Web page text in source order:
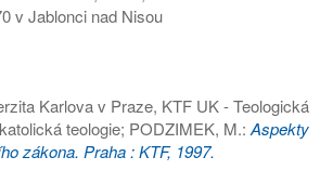
v Jablonci nad Nisou
Karlova v Praze, KTF UK - Teologická
teologie; PODZIMEK, M.: Aspekty
zákona. Praha : KTF, 1997.